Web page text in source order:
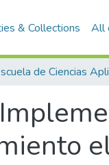
& Collections All